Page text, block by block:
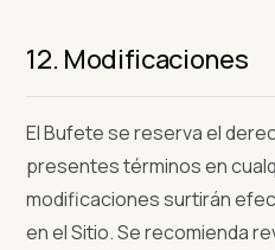
12. Modificaciones
El Bufete se reserva el
presentes términos en
modificaciones surtirán
en el Sitio. Se recomienda